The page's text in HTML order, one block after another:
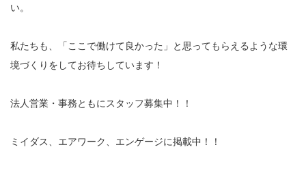
い。
私たちも、「ここで働けて良かった」と思ってもらえるような環
境づくりをしてお待ちしています！
法人営業・事務ともにスタッフ募集中！！
ミイダス、エアワーク、エンゲージに掲載中！！